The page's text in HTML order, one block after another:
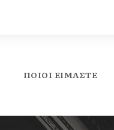
ΠΟΙΟΙ ΕΙΜΑΣΤΕ